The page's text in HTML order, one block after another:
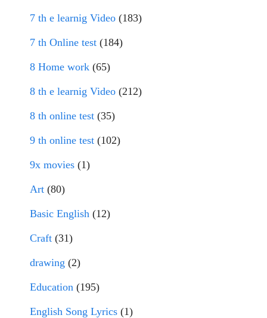
7 th e learnig Video (183)
7 th Online test (184)
8 Home work (65)
8 th e learnig Video (212)
8 th online test (35)
9 th online test (102)
9x movies (1)
Art (80)
Basic English (12)
Craft (31)
drawing (2)
Education (195)
English Song Lyrics (1)